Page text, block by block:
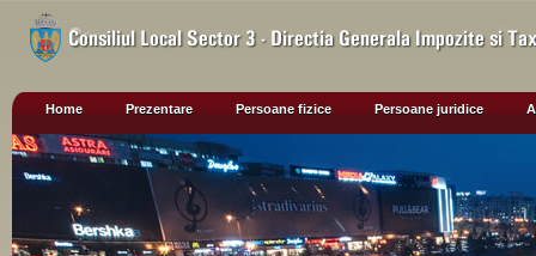
Home Prezentare Persoane fizice Persoane juridice